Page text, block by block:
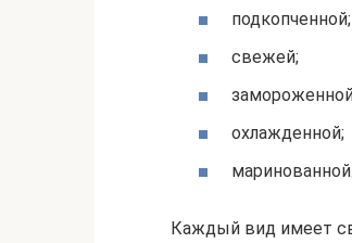
подкопченной;
свежей;
охлажденной;
маринованной.
Каждый вид имеет